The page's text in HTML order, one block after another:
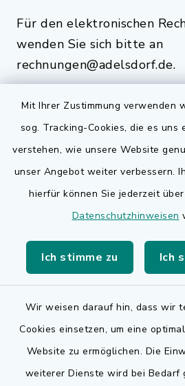
Mit Ihrer Zustimmung verwenden
sog. Tracking-Cookies, die es uns
verstehen, wie unsere Website
unser Angebot weiter verbessern.
hierfür können Sie jederzeit
Datenschutzhinweisen
Ich stimme zu Ich
Wir weisen darauf hin, dass wir
Cookies einsetzen, um eine
Website zu ermöglichen. Die
weiterer Dienste wird bei Bedarf
Für den elektronischen
wenden Sie sich bitte an
rechnungen@adelsdorf.de.
Quicklinks
Bauen in Adelsdorf
BayernPortal
Landkreis Erlangen-